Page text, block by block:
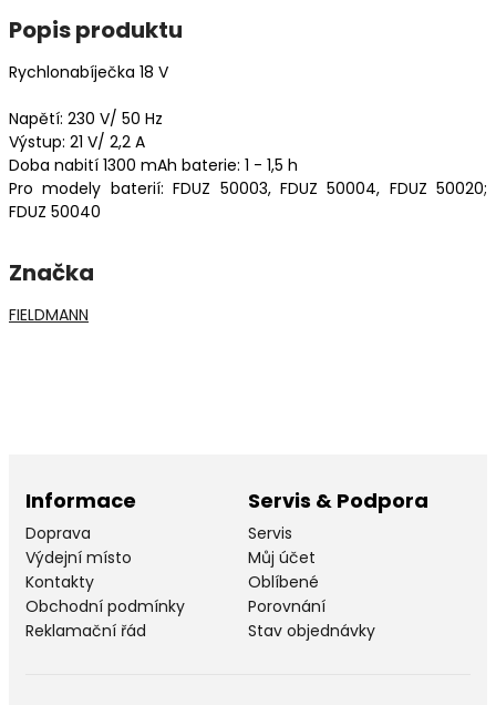
Popis produktu
Rychlonabíječka 18 V
Napětí: 230 V/ 50 Hz
Výstup: 21 V/ 2,2 A
Doba nabití 1300 mAh baterie: 1 - 1,5 h
Pro modely baterií: FDUZ 50003, FDUZ 50004, FDUZ 50020;
FDUZ 50040
Značka
FIELDMANN
Informace
Doprava
Výdejní místo
Kontakty
Obchodní podmínky
Reklamační řád
Servis & Podpora
Servis
Můj účet
Oblíbené
Porovnání
Stav objednávky